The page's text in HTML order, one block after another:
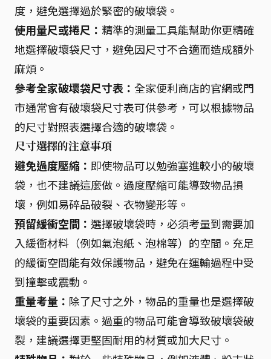
度，避免選擇過於緊密的破壞袋。
使用量尺或捲尺： 精準的測量工具能幫助你更精確
地選擇破壞袋尺寸，避免因尺寸不合適而造成額外
麻煩。
參考全家破壞袋尺寸表： 全家便利商店的官網或門
市通常會有破壞袋尺寸表可供參考，可以根據物品
的尺寸對照表選擇合適的破壞袋。
尺寸選擇的注意事項
避免過度壓縮： 即使物品可以勉強塞進較小的破壞
袋，也不建議這麼做。過度壓縮可能導致物品損
壞，例如易碎品破裂、衣物變形等。
預留緩衝空間： 選擇破壞袋時，必須考量到需要加
入緩衝材料（例如氣泡紙、泡棉等）的空間。充足
的緩衝空間能有效保護物品，避免在運輸過程中受
到撞擊或震動。
重量考量： 除了尺寸之外，物品的重量也是選擇破
壞袋的重要因素。過重的物品可能會導致破壞袋破
裂，建議選擇更堅固耐用的材質或加大尺寸。